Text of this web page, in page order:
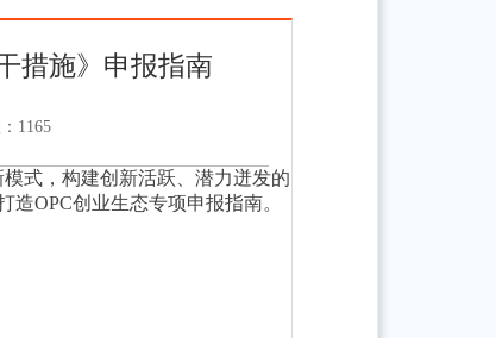
措施》申报指南
1165
式，构建创新活跃、潜力迸发的
造OPC创业生态专项申报指南。